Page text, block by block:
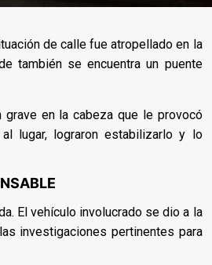
de calle fue atropellado en la
también se encuentra un puente
en la cabeza que le provocó
lugar, lograron estabilizarlo y lo
El vehículo involucrado se dio a la
investigaciones pertinentes para